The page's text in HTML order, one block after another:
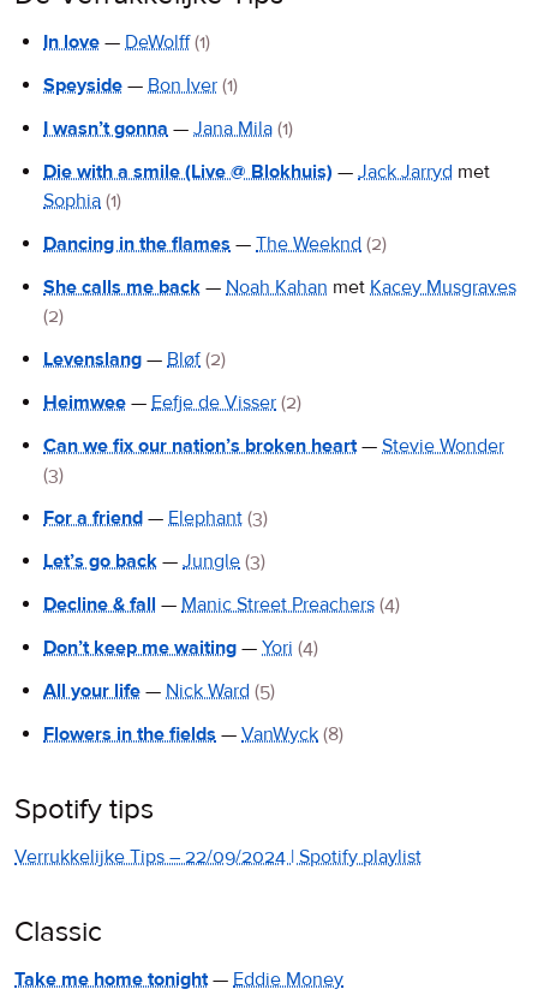
In love — DeWolff (1)
Speyside — Bon Iver (1)
I wasn’t gonna — Jana Mila (1)
Die with a smile (Live @ Blokhuis) — Jack Jarryd met
Sophia (1)
Dancing in the flames — The Weeknd (2)
She calls me back — Noah Kahan met Kacey Musgraves
(2)
Levenslang — Bløf (2)
Heimwee — Eefje de Visser (2)
Can we fix our nation’s broken heart— Stevie Wonder
(3)
For a friend — Elephant (3)
Let’s go back — Jungle (3)
Decline & fall — Manic Street Preachers (4)
Don’t keep me waiting — Yori (4)
All your life — Nick Ward (5)
Flowers in the fields — VanWyck (8)
Spotify tips
Verrukkelijke Tips – 22/09/2024 | Spotify playlist
Classic
Take me home tonight— Eddie Money